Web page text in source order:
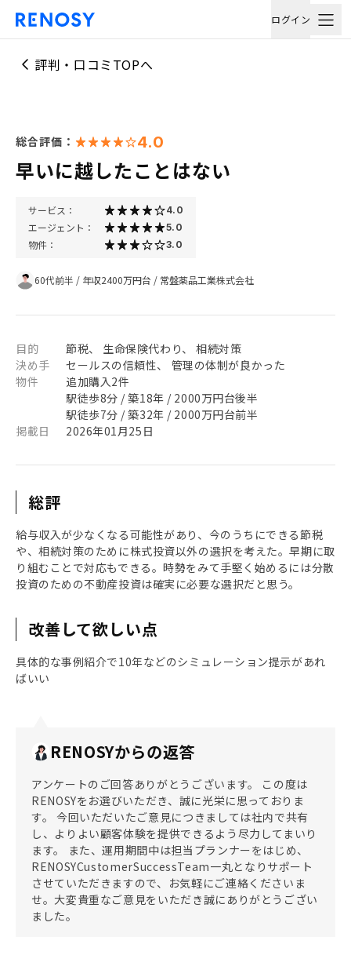
ログイン
評判・口コミTOPへ
総合評価： 4.0
早いに越したことはない
サービス： 4.0
エージェント： 5.0
物件： 3.0
60代前半 / 年収2400万円台 / 常盤薬品工業株式会社
目的
節税、 生命保険代わり、 相続対策
決め手
セールスの信頼性、 管理の体制が良かった
物件
追加購入2件
駅徒歩8分 / 築18年 / 2000万円台後半
駅徒歩7分 / 築32年 / 2000万円台前半
掲載日
2026年01月25日
総評
給与収入が少なくなる可能性があり、今のうちにできる節税
や、相続対策のために株式投資以外の選択を考えた。早期に取
り組むことで対応もできる。時勢をみて手堅く始めるには分散
投資のための不動産投資は確実に必要な選択だと思う。
改善して欲しい点
具体的な事例紹介で10年などのシミュレーション提示があれ
ばいい
RENOSYからの返答
アンケートのご回答ありがとうございます。 この度は
RENOSYをお選びいただき、誠に光栄に思っておりま
す。 今回いただいたご意見につきましては社内で共有
し、よりよい顧客体験を提供できるよう尽力してまいり
ます。 また、運用期間中は担当プランナーをはじめ、
RENOSYCustomerSuccessTeam一丸となりサポート
させていただきますので、お気軽にご連絡くださいま
せ。大変貴重なご意見をいただき誠にありがとうござい
ました。